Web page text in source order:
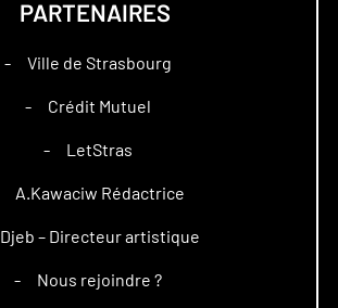
PARTENAIRES
– Ville de Strasbourg
– Crédit Mutuel
– LetStras
A.Kawaciw Rédactrice
Djeb – Directeur artistique
– Nous rejoindre ?